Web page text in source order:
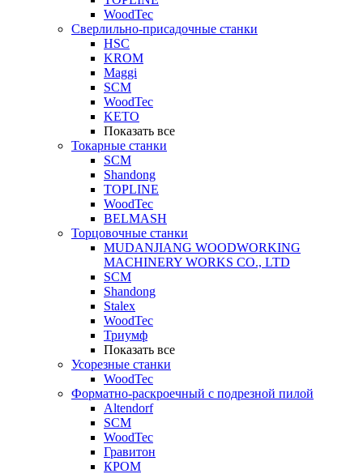
WoodTec
Сверлильно-присадочные станки
HSC
KROM
Maggi
SCM
WoodTec
KETO
Показать все
Токарные станки
SCM
Shandong
TOPLINE
WoodTec
BELMASH
Торцовочные станки
MUDANJIANG WOODWORKING
MACHINERY WORKS CO., LTD
SCM
Shandong
Stalex
WoodTec
Триумф
Показать все
Усорезные станки
WoodTec
Форматно-раскроечный с подрезной пилой
Altendorf
SCM
WoodTec
Гравитон
КРОМ